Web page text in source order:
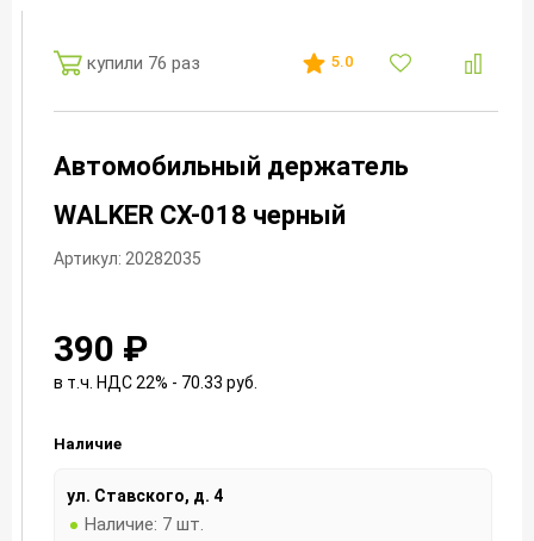
купили 76 раз 5.0
Автомобильный держатель
WALKER CX-018 черный
Артикул: 20282035
390 ₽
в т.ч. НДС 22% - 70.33 руб.
Наличие
ул. Ставского, д. 4
Наличие: 7 шт.